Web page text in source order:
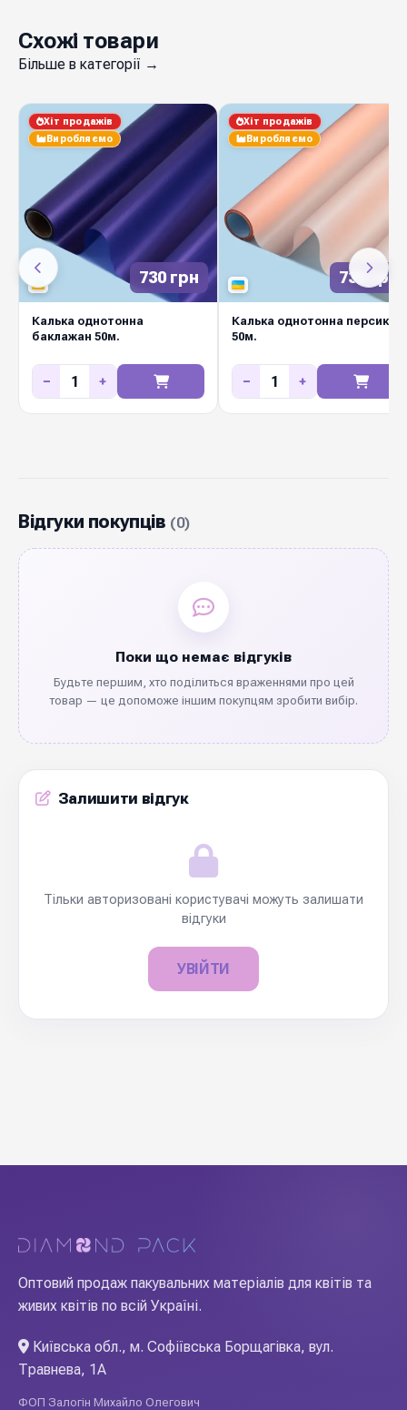
Схожі товари
Більше в категорії →
730 грн
Хіт продажів
Виробляємо
Калька однотонна
баклажан 50м.
− +
730 грн
Хіт продажів
Виробляємо
Калька однотонна персик
50м.
− +
Відгуки покупців (0)
Поки що немає відгуків
Будьте першим, хто поділиться враженнями про цей
товар — це допоможе іншим покупцям зробити вибір.
Залишити відгук
Тільки авторизовані користувачі можуть залишати
відгуки
УВІЙТИ
Оптовий продаж пакувальних матеріалів для квітів та
живих квітів по всій Україні.
Київська обл., м. Софіївська Борщагівка, вул.
Травнева, 1А
ФОП Залогін Михайло Олегович